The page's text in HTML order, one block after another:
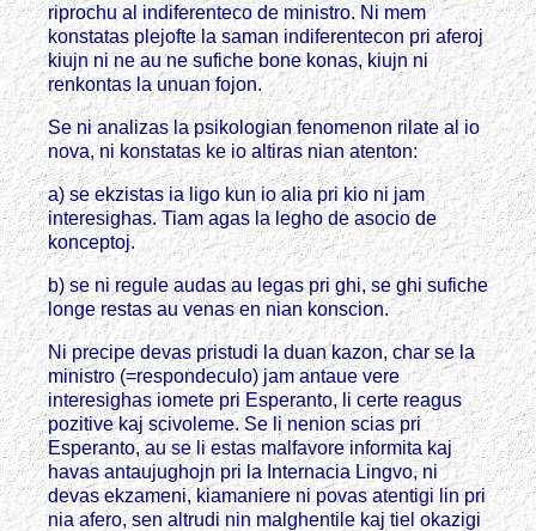
riprochu al indiferenteco de ministro. Ni mem
konstatas plejofte la saman indiferentecon pri aferoj
kiujn ni ne au ne sufiche bone konas, kiujn ni
renkontas la unuan fojon.
Se ni analizas la psikologian fenomenon rilate al io
nova, ni konstatas ke io altiras nian atenton:
a) se ekzistas ia ligo kun io alia pri kio ni jam
interesighas. Tiam agas la legho de asocio de
konceptoj.
b) se ni regule audas au legas pri ghi, se ghi sufiche
longe restas au venas en nian konscion.
Ni precipe devas pristudi la duan kazon, char se la
ministro (=respondeculo) jam antaue vere
interesighas iomete pri Esperanto, li certe reagus
pozitive kaj scivoleme. Se li nenion scias pri
Esperanto, au se li estas malfavore informita kaj
havas antaujughojn pri la Internacia Lingvo, ni
devas ekzameni, kiamaniere ni povas atentigi lin pri
nia afero, sen altrudi nin malghentile kaj tiel okazigi